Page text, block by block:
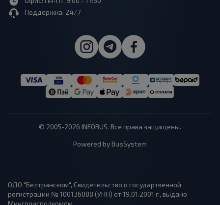
Поддержка: 24/7
© 2005-2026 INFOBUS. Все права защищены.
Powered by BusSystem
ОДО "Белтранском", Свидетельство о государтвенной
регистрации № 100136088 (УНП) от 19.01.2001 г., выдано